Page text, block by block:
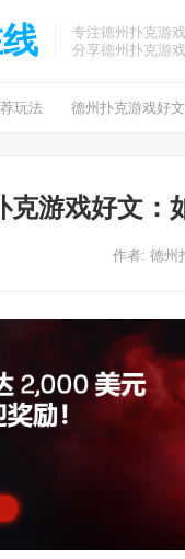
专注德州扑克游
分享德州扑克游
玩法 德州扑克游戏好
克游戏好文：
作者: 德州